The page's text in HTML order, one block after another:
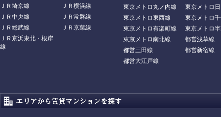
ＪＲ埼京線
ＪＲ横浜線
ＪＲ中央線
ＪＲ常磐線
ＪＲ総武線
ＪＲ京葉線
ＪＲ京浜東北・根岸
線
東京メトロ丸ノ内線
東京メトロ
東京メトロ東西線
東京メトロ
東京メトロ有楽町線
東京メトロ
東京メトロ南北線
都営浅草線
都営三田線
都営新宿線
都営大江戸線